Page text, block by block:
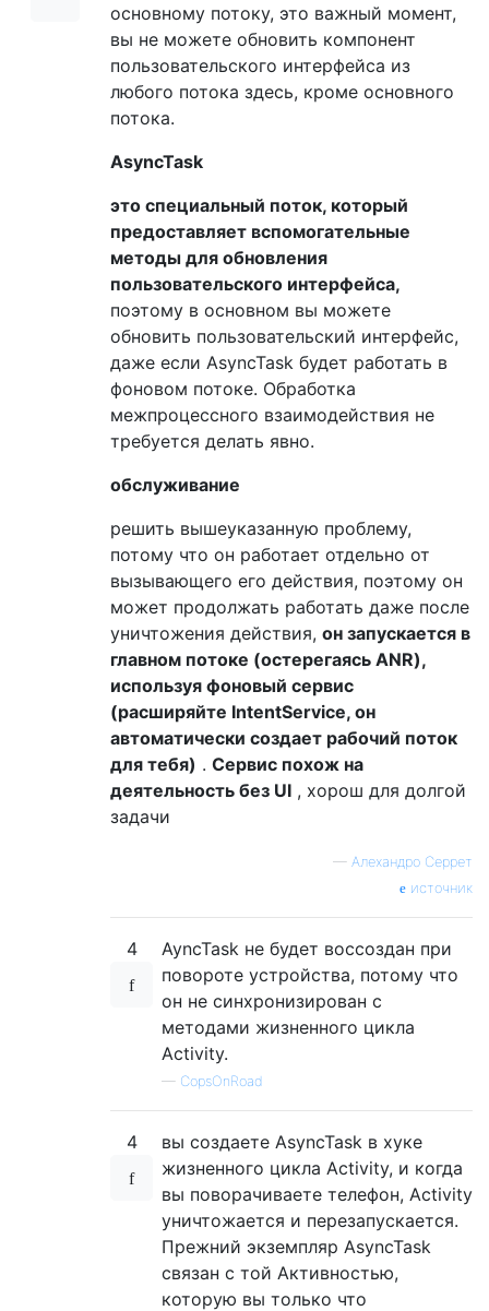
основному потоку, это важный момент,
вы не можете обновить компонент
пользовательского интерфейса из
любого потока здесь, кроме основного
потока.
AsyncTask
это специальный поток, который
предоставляет вспомогательные
методы для обновления
пользовательского интерфейса,
поэтому в основном вы можете
обновить пользовательский интерфейс,
даже если AsyncTask будет работать в
фоновом потоке. Обработка
межпроцессного взаимодействия не
требуется делать явно.
обслуживание
решить вышеуказанную проблему,
потому что он работает отдельно от
вызывающего его действия, поэтому он
может продолжать работать даже после
уничтожения действия, он запускается в
главном потоке (остерегаясь ANR),
используя фоновый сервис
(расширяйте IntentService, он
автоматически создает рабочий поток
для тебя) . Сервис похож на
деятельность без UI , хорош для долгой
задачи
— Алехандро Серрет
источник
4
AyncTask не будет воссоздан при
повороте устройства, потому что
он не синхронизирован с
методами жизненного цикла
Activity.
— CopsOnRoad
4
вы создаете AsyncTask в хуке
жизненного цикла Activity, и когда
вы поворачиваете телефон, Activity
уничтожается и перезапускается.
Прежний экземпляр AsyncTask
связан с той Активностью,
которую вы только что